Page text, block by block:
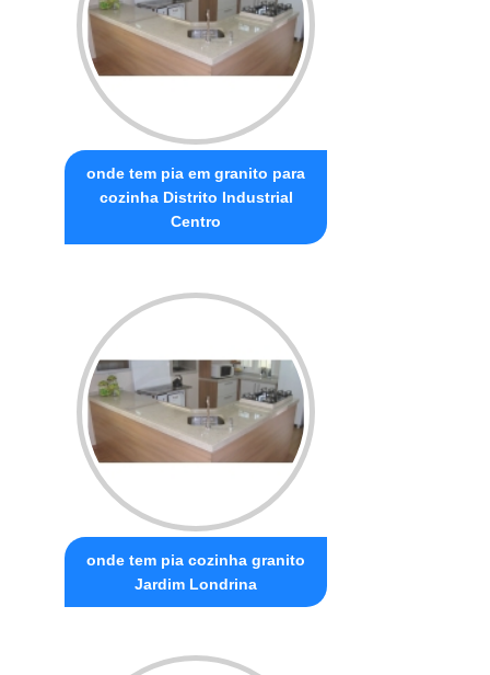
onde tem pia em granito para
cozinha Distrito Industrial
Centro
onde tem pia cozinha granito
Jardim Londrina